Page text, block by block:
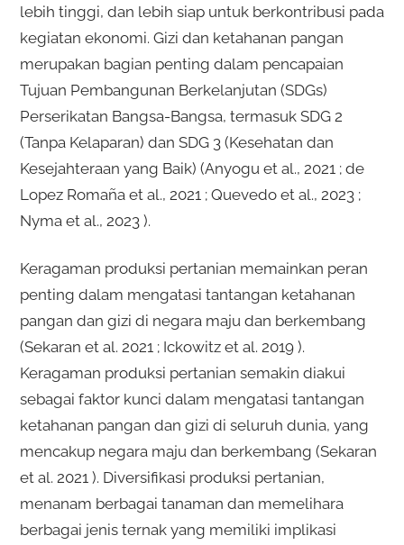
lebih tinggi, dan lebih siap untuk berkontribusi pada
kegiatan ekonomi. Gizi dan ketahanan pangan
merupakan bagian penting dalam pencapaian
Tujuan Pembangunan Berkelanjutan (SDGs)
Perserikatan Bangsa-Bangsa, termasuk SDG 2
(Tanpa Kelaparan) dan SDG 3 (Kesehatan dan
Kesejahteraan yang Baik) (Anyogu et al., 2021 ; de
Lopez Romaña et al., 2021 ; Quevedo et al., 2023 ;
Nyma et al., 2023 ).
Keragaman produksi pertanian memainkan peran
penting dalam mengatasi tantangan ketahanan
pangan dan gizi di negara maju dan berkembang
(Sekaran et al. 2021 ; Ickowitz et al. 2019 ).
Keragaman produksi pertanian semakin diakui
sebagai faktor kunci dalam mengatasi tantangan
ketahanan pangan dan gizi di seluruh dunia, yang
mencakup negara maju dan berkembang (Sekaran
et al. 2021 ). Diversifikasi produksi pertanian,
menanam berbagai tanaman dan memelihara
berbagai jenis ternak yang memiliki implikasi